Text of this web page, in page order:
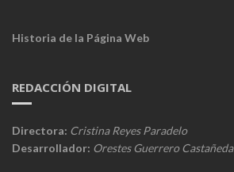
Historia de la Página Web
REDACCIÓN DIGITAL
Directora: Cristina Reyes Paradelo
Desarrollador: Orestes Guerrero Castañeda